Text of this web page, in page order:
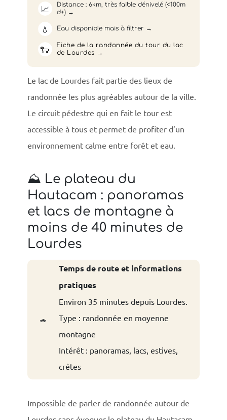
📈
Distance : 6km, très faible dénivelé (<100m
d+)
💧 Eau disponible mais à filtrer
🐑
Fiche de la randonnée du tour du lac
de Lourdes
Le lac de Lourdes fait partie des lieux de
randonnée les plus agréables autour de la ville.
Le circuit pédestre qui en fait le tour est
accessible à tous et permet de profiter d’un
environnement calme entre forêt et eau.
⛰️ Le plateau du
Hautacam : panoramas
et lacs de montagne à
moins de 40 minutes de
Lourdes
🚗
Temps de route et informations
pratiques
Environ 35 minutes depuis Lourdes.
Type : randonnée en moyenne
montagne
Intérêt : panoramas, lacs, estives,
crêtes
Impossible de parler de randonnée autour de